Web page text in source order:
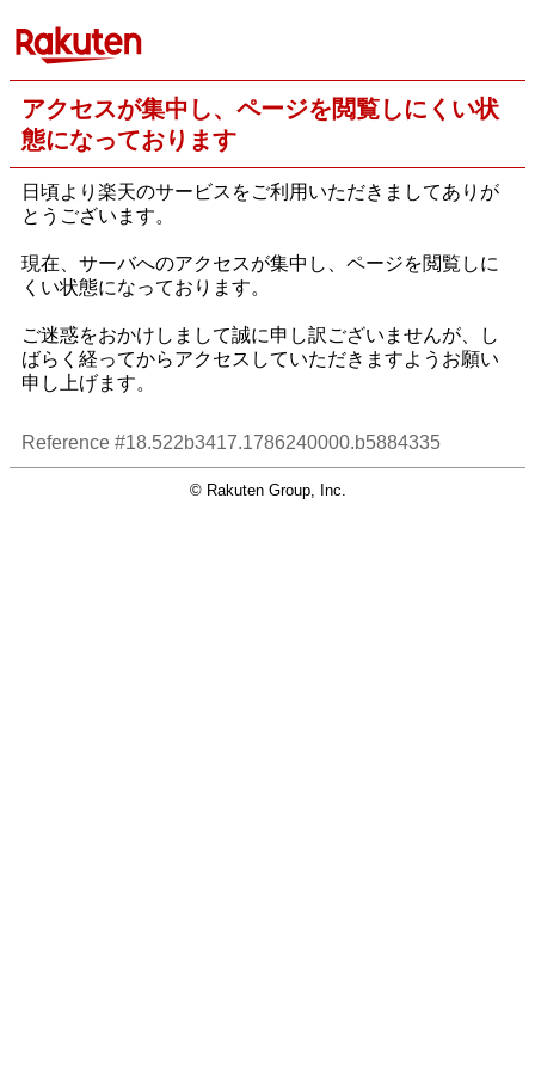
アクセスが集中し、ページを閲覧しにくい状
態になっております
日頃より楽天のサービスをご利用いただきましてありが
とうございます。
現在、サーバへのアクセスが集中し、ページを閲覧しに
くい状態になっております。
ご迷惑をおかけしまして誠に申し訳ございませんが、し
ばらく経ってからアクセスしていただきますようお願い
申し上げます。
Reference #18.522b3417.1786240000.b5884335
© Rakuten Group, Inc.